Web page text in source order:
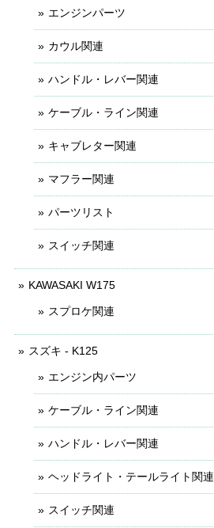
エンジンパーツ
カウル関連
ハンドル・レバー関連
ケーブル・ライン関連
キャブレター関連
マフラー関連
パーツリスト
スイッチ関連
KAWASAKI W175
スプロケ関連
スズキ - K125
エンジン内パーツ
ケーブル・ライン関連
ハンドル・レバー関連
ヘッドライト・テールライト関連
スイッチ関連